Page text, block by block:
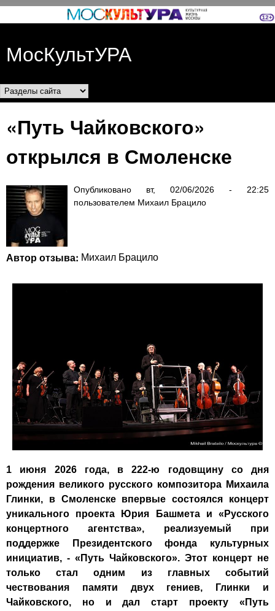
Перейти к основному
МосКультУРА
Разделы сайта
«Путь Чайковского»
открылся в Смоленске
Опубликовано вт, 02/06/2026 - 22:25
пользователем Михаил Брацило
Автор отзыва: Михаил Брацило
1 июня 2026 года, в 222-ю годовщину со дня
рождения великого русского композитора Михаила
Глинки, в Смоленске впервые состоялся концерт
уникального проекта Юрия Башмета и «Русского
концертного агентства», реализуемый при
поддержке Президентского фонда культурных
инициатив, - «Путь Чайковского». Этот концерт не
только стал одним из главных событий
чествования памяти двух гениев, Глинки и
Чайковского, но и дал старт проекту «Путь